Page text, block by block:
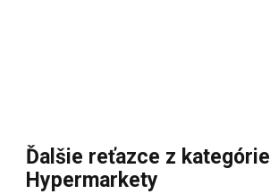
Ďalšie reťazce z kategórie
Hypermarkety